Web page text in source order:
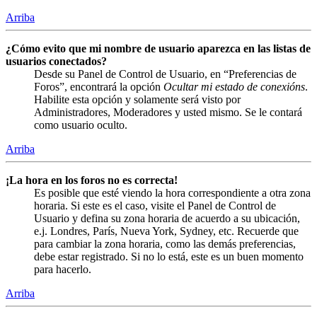
Arriba
¿Cómo evito que mi nombre de usuario aparezca en las listas de
usuarios conectados?
Desde su Panel de Control de Usuario, en “Preferencias de
Foros”, encontrará la opción Ocultar mi estado de conexións.
Habilite esta opción y solamente será visto por
Administradores, Moderadores y usted mismo. Se le contará
como usuario oculto.
Arriba
¡La hora en los foros no es correcta!
Es posible que esté viendo la hora correspondiente a otra zona
horaria. Si este es el caso, visite el Panel de Control de
Usuario y defina su zona horaria de acuerdo a su ubicación,
e.j. Londres, París, Nueva York, Sydney, etc. Recuerde que
para cambiar la zona horaria, como las demás preferencias,
debe estar registrado. Si no lo está, este es un buen momento
para hacerlo.
Arriba